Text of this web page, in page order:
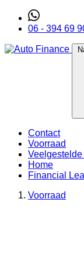
06 - 394 69
Contact
Voorraad
Veelgestelde
Home
Financial
Voorraad